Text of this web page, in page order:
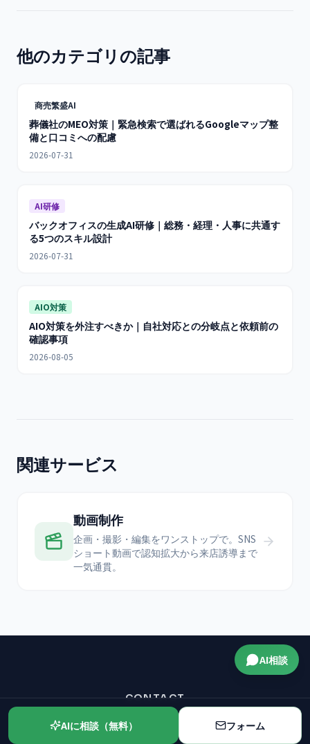
他のカテゴリの記事
商売繁盛AI
葬儀社のMEO対策｜緊急検索で選ばれるGoogleマップ整
備と口コミへの配慮
2026-07-31
AI研修
バックオフィスの生成AI研修｜総務・経理・人事に共通す
る5つのスキル設計
2026-07-31
AIO対策
AIO対策を外注すべきか｜自社対応との分岐点と依頼前の
確認事項
2026-08-05
関連サービス
動画制作
企画・撮影・編集をワンストップで。SNS
ショート動画で認知拡大から来店誘導まで
一気通貫。
CONTACT
無料30分で課題を棚卸し
AIに相談（無料） フォーム
AI相談